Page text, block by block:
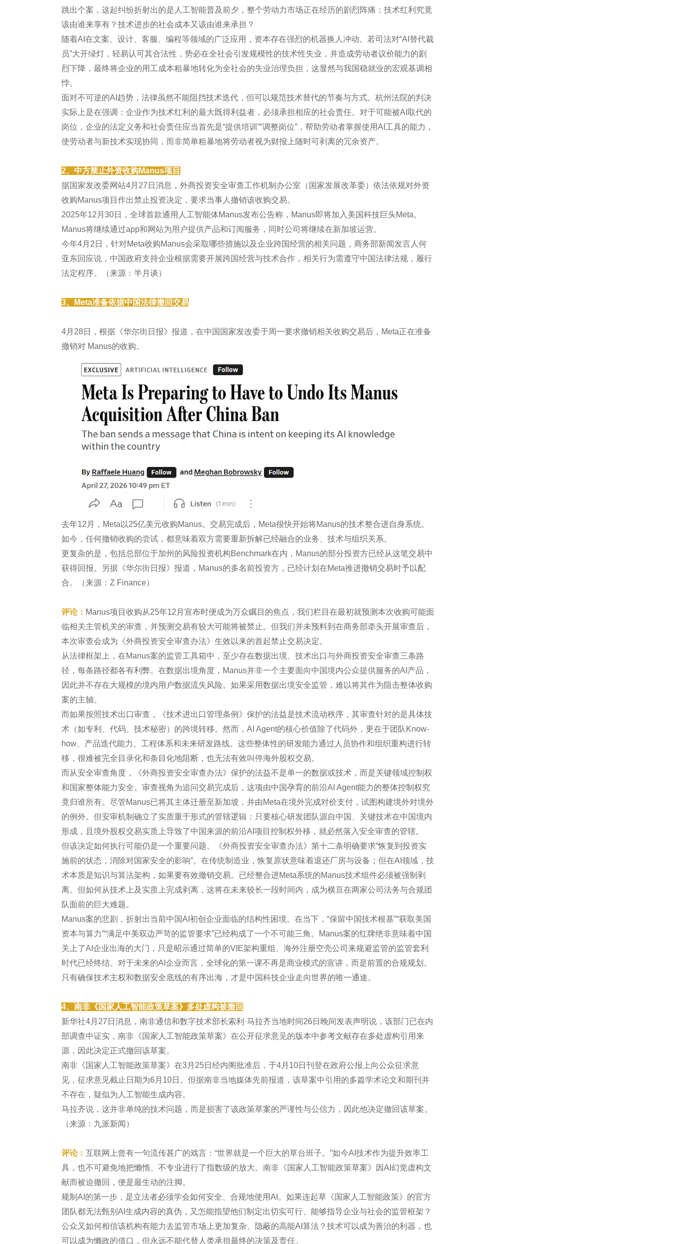
跳出个案，这起纠纷折射出的是人工智能普及前夕，整个劳动力市场正在经历的剧烈阵痛：技术红利究竟
该由谁来享有？技术进步的社会成本又该由谁来承担？
随着AI在文案、设计、客服、编程等领域的广泛应用，资本存在强烈的机器换人冲动。若司法对“AI替代裁
员”大开绿灯，轻易认可其合法性，势必在全社会引发规模性的技术性失业，并造成劳动者议价能力的剧
烈下降，最终将企业的用工成本粗暴地转化为全社会的失业治理负担，这显然与我国稳就业的宏观基调相
悖。
面对不可逆的AI趋势，法律虽然不能阻挡技术迭代，但可以规范技术替代的节奏与方式。杭州法院的判决
实际上是在强调：企业作为技术红利的最大既得利益者，必须承担相应的社会责任。对于可能被AI取代的
岗位，企业的法定义务和社会责任应当首先是“提供培训”“调整岗位”，帮助劳动者掌握使用AI工具的能力，
使劳动者与新技术实现协同，而非简单粗暴地将劳动者视为财报上随时可剥离的冗余资产。
2、中方禁止外资收购Manus项目
据国家发改委网站4月27日消息，外商投资安全审查工作机制办公室（国家发展改革委）依法依规对外资
收购Manus项目作出禁止投资决定，要求当事人撤销该收购交易。
2025年12月30日，全球首款通用人工智能体Manus发布公告称，Manus即将加入美国科技巨头Meta。
Manus将继续通过app和网站为用户提供产品和订阅服务，同时公司将继续在新加坡运营。
今年4月2日，针对Meta收购Manus会采取哪些措施以及企业跨国经营的相关问题，商务部新闻发言人何
亚东回应说，中国政府支持企业根据需要开展跨国经营与技术合作，相关行为需遵守中国法律法规，履行
法定程序。（来源：半月谈）
3、Meta准备依据中国法律撤回交易
4月28日，根据《华尔街日报》报道，在中国国家发改委于周一要求撤销相关收购交易后，Meta正在准备
撤销对 Manus的收购。
去年12月，Meta以25亿美元收购Manus。交易完成后，Meta很快开始将Manus的技术整合进自身系统。
如今，任何撤销收购的尝试，都意味着双方需要重新拆解已经融合的业务、技术与组织关系。
更复杂的是，包括总部位于加州的风险投资机构Benchmark在内，Manus的部分投资方已经从这笔交易中
获得回报。另据《华尔街日报》报道，Manus的多名前投资方，已经计划在Meta推进撤销交易时予以配
合。（来源：Z Finance）
评论： Manus项目收购从25年12月宣布时便成为万众瞩目的焦点，我们栏目在最初就预测本次收购可能面
临相关主管机关的审查，并预测交易有较大可能将被禁止。但我们并未预料到在商务部牵头开展审查后，
本次审查会成为《外商投资安全审查办法》生效以来的首起禁止交易决定。
从法律框架上，在Manus案的监管工具箱中，至少存在数据出境、技术出口与外商投资安全审查三条路
径，每条路径都各有利弊。在数据出境角度，Manus并非一个主要面向中国境内公众提供服务的AI产品，
因此并不存在大规模的境内用户数据流失风险。如果采用数据出境安全监管，难以将其作为阻击整体收购
案的主轴。
而如果按照技术出口审查，《技术进出口管理条例》保护的法益是技术流动秩序，其审查针对的是具体技
术（如专利、代码、技术秘密）的跨境转移。然而，AI Agent的核心价值除了代码外，更在于团队Know-
how、产品迭代能力、工程体系和未来研发路线。这些整体性的研发能力通过人员协作和组织重构进行转
移，很难被完全目录化和条目化地阻断，也无法有效叫停海外股权交易。
而从安全审查角度，《外商投资安全审查办法》保护的法益不是单一的数据或技术，而是关键领域控制权
和国家整体能力安全。审查视角为追问交易完成后，这项由中国孕育的前沿AI Agent能力的整体控制权究
竟归谁所有。尽管Manus已将其主体迁册至新加坡，并由Meta在境外完成对价支付，试图构建境外对境外
的例外。但安审机制确立了实质重于形式的管辖逻辑：只要核心研发团队源自中国、关键技术在中国境内
形成，且境外股权交易实质上导致了中国来源的前沿AI项目控制权外移，就必然落入安全审查的管辖。
但该决定如何执行可能仍是一个重要问题。《外商投资安全审查办法》第十二条明确要求“恢复到投资实
施前的状态，消除对国家安全的影响”。在传统制造业，恢复原状意味着退还厂房与设备；但在AI领域，技
术本质是知识与算法架构，如果要有效撤销交易。已经整合进Meta系统的Manus技术组件必须被强制剥
离。但如何从技术上及实质上完成剥离，这将在未来较长一段时间内，成为横亘在两家公司法务与合规团
队面前的巨大难题。
Manus案的悲剧，折射出当前中国AI初创企业面临的结构性困境。在当下，“保留中国技术根基”“获取美国
资本与算力”“满足中美双边严苛的监管要求”已经构成了一个不可能三角。Manus案的红牌绝非意味着中国
关上了AI企业出海的大门，只是昭示通过简单的VIE架构重组、海外注册空壳公司来规避监管的监管套利
时代已经终结。对于未来的AI企业而言，全球化的第一课不再是商业模式的宣讲，而是前置的合规规划。
只有确保技术主权和数据安全底线的有序出海，才是中国科技企业走向世界的唯一通途。
4、南非《国家人工智能政策草案》多处虚构被撤回
新华社4月27日消息，南非通信和数字技术部长索利·马拉齐当地时间26日晚间发表声明说，该部门已在内
部调查中证实，南非《国家人工智能政策草案》在公开征求意见的版本中参考文献存在多处虚构引用来
源，因此决定正式撤回该草案。
南非《国家人工智能政策草案》在3月25日经内阁批准后，于4月10日刊登在政府公报上向公众征求意
见，征求意见截止日期为6月10日。但据南非当地媒体先前报道，该草案中引用的多篇学术论文和期刊并
不存在，疑似为人工智能生成内容。
马拉齐说，这并非单纯的技术问题，而是损害了该政策草案的严谨性与公信力，因此他决定撤回该草案。
（来源：九派新闻）
评论： 互联网上曾有一句流传甚广的戏言：“世界就是一个巨大的草台班子。”如今AI技术作为提升效率工
具，也不可避免地把懒惰、不专业进行了指数级的放大。南非《国家人工智能政策草案》因AI幻觉虚构文
献而被迫撤回，便是最生动的注脚。
规制AI的第一步，是立法者必须学会如何安全、合规地使用AI。如果连起草《国家人工智能政策》的官方
团队都无法甄别AI生成内容的真伪，又怎能指望他们制定出切实可行、能够指导企业与社会的监管框架？
公众又如何相信该机构有能力去监管市场上更加复杂、隐蔽的高能AI算法？技术可以成为善治的利器，也
可以成为懒政的借口，但永远不能代替人类承担最终的决策及责任。